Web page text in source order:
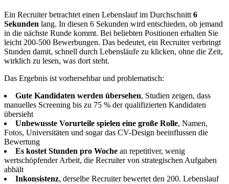
Ein Recruiter betrachtet einen Lebenslauf im Durchschnitt 6
Sekunden lang. In diesen 6 Sekunden wird entschieden, ob jemand
in die nächste Runde kommt. Bei beliebten Positionen erhalten Sie
leicht 200-500 Bewerbungen. Das bedeutet, ein Recruiter verbringt
Stunden damit, schnell durch Lebensläufe zu klicken, ohne die Zeit,
wirklich zu lesen, was dort steht.
Das Ergebnis ist vorhersehbar und problematisch:
Gute Kandidaten werden übersehen, Studien zeigen, dass
manuelles Screening bis zu 75 % der qualifizierten Kandidaten
übersieht
Unbewusste Vorurteile spielen eine große Rolle, Namen,
Fotos, Universitäten und sogar das CV-Design beeinflussen die
Bewertung
Es kostet Stunden pro Woche an repetitiver, wenig
wertschöpfender Arbeit, die Recruiter von strategischen Aufgaben
abhält
Inkonsistenz, derselbe Recruiter bewertet den 200. Lebenslauf